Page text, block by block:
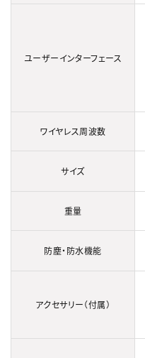
ユーザーインターフェース
ワイヤレス周波数
サイズ
重量
防塵・防水機能
アクセサリー（付属）